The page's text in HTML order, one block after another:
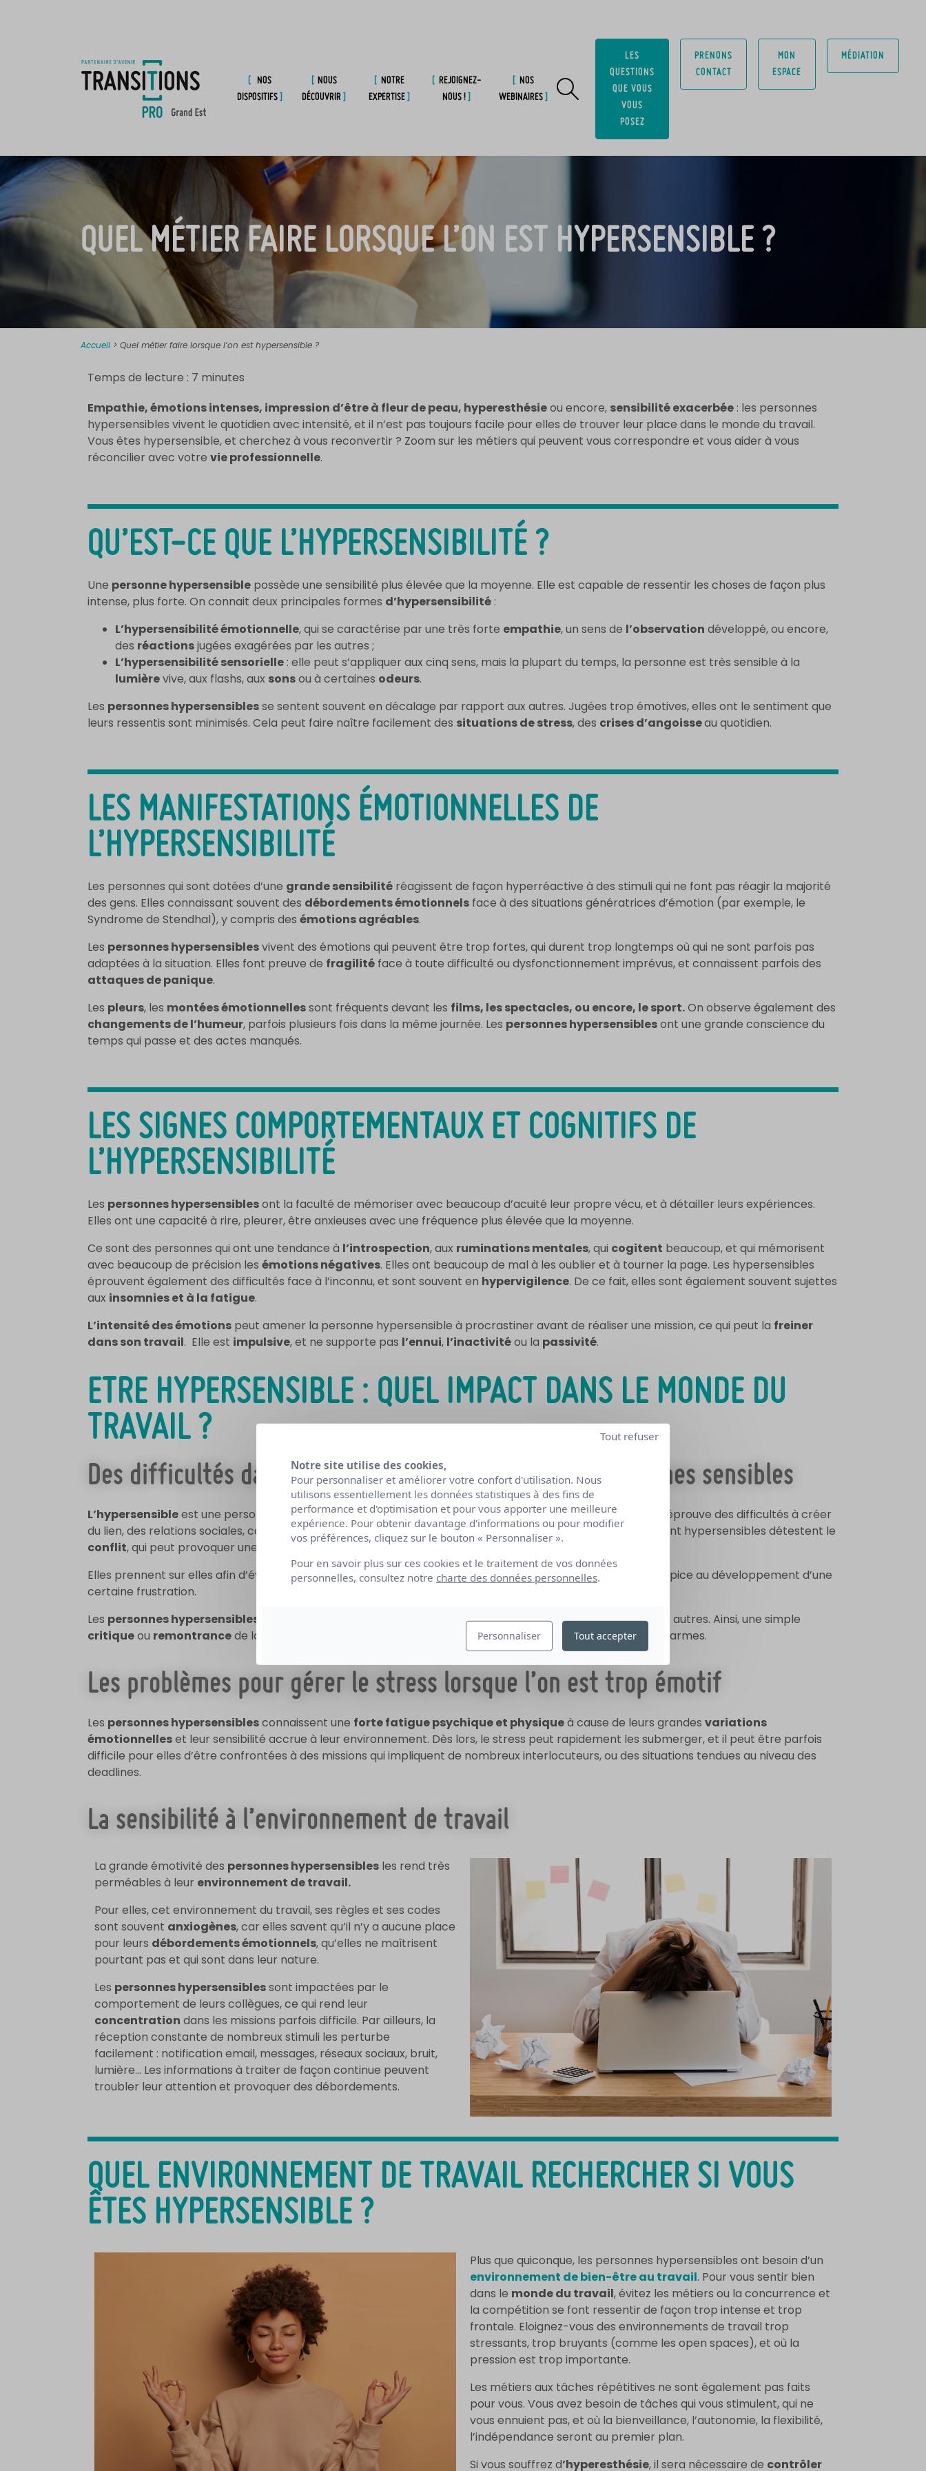
NOS
DISPOSITIFS
NOUS
DÉCOUVRIR
NOTRE
EXPERTISE
REJOIGNEZ-
NOUS !
NOS
WEBINAIRES
LES
QUESTIONS
QUE VOUS
VOUS
POSEZ
PRENONS
CONTACT
MON
ESPACE
MÉDIATION
QUEL MÉTIER FAIRE LORSQUE L’ON EST HYPERSENSIBLE ?
Accueil > Quel métier faire lorsque l’on est hypersensible ?
Temps de lecture : 7 minutes
Empathie, émotions intenses, impression d’être à fleur de peau, hyperesthésieou encore, sensibilité exacerbée : les personnes
hypersensibles vivent le quotidien avec intensité, et il n’est pas toujours facile pour elles de trouver leur place dans le monde du travail.
Vous êtes hypersensible, et cherchez à vous reconvertir ? Zoom sur les métiers qui peuvent vous correspondre et vous aider à vous
réconcilier avec votre vie professionnelle.
QU’EST-CE QUE L’HYPERSENSIBILITÉ ?
Une personne hypersensible possède une sensibilité plus élevée que la moyenne. Elle est capable de ressentir les choses de façon plus
intense, plus forte. On connait deux principales formes d’hypersensibilité :
L’hypersensibilité émotionnelle, qui se caractérise par une très forte empathie, un sens de l’observation développé, ou encore,
des réactionsjugées exagérées par les autres ;
L’hypersensibilité sensorielle : elle peut s’appliquer aux cinq sens, mais la plupart du temps, la personne est très sensible à la
lumièrevive, aux flashs, aux sonsou à certaines odeurs.
Les personnes hypersensiblesse sentent souvent en décalage par rapport aux autres. Jugées trop émotives, elles ont le sentiment que
leurs ressentis sont minimisés. Cela peut faire naître facilement des situations de stress, des crises d’angoisseau quotidien.
LES MANIFESTATIONS ÉMOTIONNELLES DE
L’HYPERSENSIBILITÉ
Les personnes qui sont dotées d’une grande sensibilité réagissent de façon hyperréactive à des stimuli qui ne font pas réagir la majorité
des gens. Elles connaissant souvent des débordements émotionnels face à des situations génératrices d’émotion (par exemple, le
Syndrome de Stendhal), y compris des émotions agréables.
Les personnes hypersensiblesvivent des émotions qui peuvent être trop fortes, qui durent trop longtemps où qui ne sont parfois pas
adaptées à la situation. Elles font preuve de fragilité face à toute difficulté ou dysfonctionnement imprévus, et connaissent parfois des
attaques de panique.
Les pleurs, les montées émotionnellessont fréquents devant les films, les spectacles, ou encore, le sport.On observe également des
changements de l’humeur, parfois plusieurs fois dans la même journée. Les personnes hypersensiblesont une grande conscience du
temps qui passe et des actes manqués.
LES SIGNES COMPORTEMENTAUX ET COGNITIFS DE
L’HYPERSENSIBILITÉ
Les personnes hypersensiblesont la faculté de mémoriser avec beaucoup d’acuité leur propre vécu, et à détailler leurs expériences.
Elles ont une capacité à rire, pleurer, être anxieuses avec une fréquence plus élevée que la moyenne.
Ce sont des personnes qui ont une tendance à l’introspection, aux ruminations mentales, qui cogitent beaucoup, et qui mémorisent
avec beaucoup de précision les émotions négatives. Elles ont beaucoup de mal à les oublier et à tourner la page. Les hypersensibles
éprouvent également des difficultés face à l’inconnu, et sont souvent en hypervigilence. De ce fait, elles sont également souvent sujettes
aux insomnies et à la fatigue.
L’intensité des émotions peut amener la personne hypersensible à procrastiner avant de réaliser une mission, ce qui peut la freiner
dans son travail. Elle est impulsive, et ne supporte pas l’ennui, l’inactivitéou la passivité.
ETRE HYPERSENSIBLE : QUEL IMPACT DANS LE MONDE DU
TRAVAIL ?
Des difficultés dans les relations sociales pour les personnes sensibles
L’hypersensibleest une personne qui peut avoir du mal à trouver sa place dans lemonde du travail
. Elle éprouve des difficultés à créer
du lien, des relations sociales, car elle ne sait pas toujours biencommuniquer. En effet, les personnes qui sont hypersensibles détestent le
conflit, qui peut provoquer une grande confusion intérieure et beaucoup
Elles prennent sur elles afin d’éviter de contrarier, blesser ou mettre en colère l’interlocuteur, ce qui est propice au développement d’une
certaine frustration.
Les personnes hypersensibles
ont des difficultés à accepter de ne pas être à la hauteur et de décevoir les autres. Ainsi, une simple
critiqueou remontrancede la part d’un client, un collaborateur, un supérieur peut parfois provoquer des larmes.
Les problèmes pour gérer le stress lorsque l’on est trop émotif
Les personnes hypersensiblesconnaissent une forte fatigue psychique et physiqueà cause de leurs grandes variations
émotionnelleset leur sensibilité accrue à leur environnement. Dès lors, le stress peut rapidement les submerger, et il peut être parfois
difficile pour elles d’être confrontées à des missions qui impliquent de nombreux interlocuteurs, ou des situations tendues au niveau des
deadlines.
La sensibilité à l’environnement de travail
La grande émotivité des personnes hypersensibles les rend très
perméables à leur environnement de travail.
Pour elles, cet environnement du travail, ses règles et ses codes
sont souvent anxiogènes, car elles savent qu’il n’y a aucune place
pour leurs débordements émotionnels, qu’elles ne maîtrisent
pourtant pas et qui sont dans leur nature.
Les personnes hypersensiblessont impactées par le
comportement de leurs collègues, ce qui rend leur
concentration dans les missions parfois difficile. Par ailleurs, la
réception constante de nombreux stimuli les perturbe
facilement : notification email, messages, réseaux sociaux, bruit,
lumière… Les informations à traiter de façon continue peuvent
troubler leur attention et provoquer des débordements.
QUEL ENVIRONNEMENT DE TRAVAIL RECHERCHER SI VOUS
ÊTES HYPERSENSIBLE ?
Plus que quiconque, les personnes hypersensibles ont besoin d’un
environnement de bien-être au travail. Pour vous sentir bien
dans le monde du travail, évitez les métiers ou la concurrence et
la compétition se font ressentir de façon trop intense et trop
frontale. Eloignez-vous des environnements de travail trop
stressants, trop bruyants (comme les open spaces), et où la
pression est trop importante.
Les métiers aux tâches répétitives ne sont également pas faits
pour vous. Vous avez besoin de tâches qui vous stimulent, qui ne
vous ennuient pas, et où la bienveillance, l’autonomie, la flexibilité,
l’indépendance seront au premier plan.
Si vous souffrez d’hyperesthésie, il sera nécessaire de contrôler
Notre site utilise des cookies,
Pour personnaliser et améliorer votre confort d'utilisation. Nous
utilisons essentiellement les données statistiques à des fins de
performance et d'optimisation et pour vous apporter une meilleure
expérience. Pour obtenir davantage d'informations ou pour modifier
vos préférences, cliquez sur le bouton « Personnaliser ».
Pour en savoir plus sur ces cookies et le traitement de vos données
personnelles, consultez notre charte des données personnelles.
Personnaliser
Tout refuser
Tout accepter